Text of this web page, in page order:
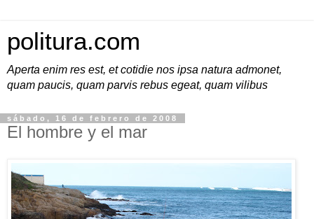
politura.com
Aperta enim res est, et cotidie nos ipsa natura admonet,
quam paucis, quam parvis rebus egeat, quam vilibus
sábado, 16 de febrero de 2008
El hombre y el mar